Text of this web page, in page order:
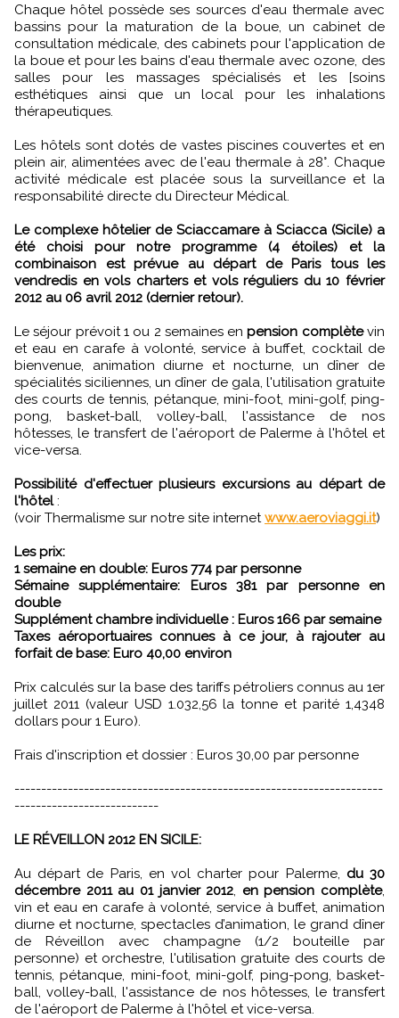
Chaque hôtel possède ses sources d'eau thermale avec
bassins pour la maturation de la boue, un cabinet de
consultation médicale, des cabinets pour l'application de
la boue et pour les bains d'eau thermale avec ozone, des
salles pour les massages spécialisés et les [soins
esthétiques ainsi que un local pour les inhalations
thérapeutiques.
Les hôtels sont dotés de vastes piscines couvertes et en
plein air, alimentées avec de l'eau thermale à 28°. Chaque
activité médicale est placée sous la surveillance et la
responsabilité directe du Directeur Médical.
Le complexe hôtelier de Sciaccamare à Sciacca (Sicile) a
été choisi pour notre programme (4 étoiles) et la
combinaison est prévue au départ de Paris tous les
vendredis en vols charters et vols réguliers du 10 février
2012 au 06 avril 2012 (dernier retour).
Le séjour prévoit 1 ou 2 semaines enpension complètevin
et eau en carafe à volonté, service à buffet, cocktail de
bienvenue, animation diurne et nocturne, un dîner de
spécialités siciliennes, un dîner de gala, l'utilisation gratuite
des courts de tennis, pétanque, mini-foot, mini-golf, ping-
pong, basket-ball, volley-ball, l'assistance de nos
hôtesses, le transfert de l'aéroport de Palerme à l'hôtel et
vice-versa.
Possibilité d'effectuer plusieurs excursions au départ de
l'hôtel:
(voir Thermalisme sur notre site internet www.aeroviaggi.it)
Les prix:
1 semaine en double: Euros 774 par personne
Sémaine supplémentaire: Euros 381 par personne en
double
Supplément chambre individuelle : Euros 166 par semaine
Taxes aéroportuaires connues à ce jour, à rajouter au
forfait de base: Euro 40,00 environ
Prix calculés sur la base des tariffs pétroliers connus au 1er
juillet 2011 (valeur USD 1.032,56 la tonne et parité 1,4348
dollars pour 1 Euro).
Frais d'inscription et dossier : Euros 30,00 par personne
---------------------------------------------------------------------
---------------------------
LE RÉVEILLON 2012 EN SICILE:
Au départ de Paris, en vol charter pour Palerme, du 30
décembre 2011 au 01 janvier 2012
en pension complète,
vin et eau en carafe à volonté, service à buffet, animation
diurne et nocturne, spectacles d’animation, le grand dîner
de Réveillon avec champagne (1/2 bouteille par
personne) et orchestre, l'utilisation gratuite des courts de
tennis, pétanque, mini-foot, mini-golf, ping-pong, basket-
ball, volley-ball, l'assistance de nos hôtesses, le transfert
de l'aéroport de Palerme à l'hôtel et vice-versa.